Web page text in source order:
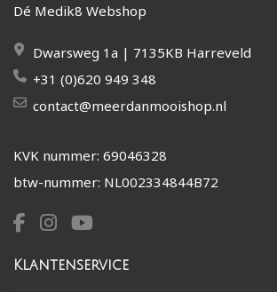
Dé Medik8 Webshop
Dwarsweg 1a | 7135KB Harreveld
+31 (0)620 949 348
contact@meerdanmooishop.nl
KVK nummer: 69046328
btw-nummer: NL002334844B72
Klantenservice